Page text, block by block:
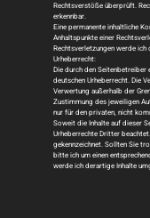
Rechtsverstöße überprüft.
erkennbar.
Eine permanente inhaltliche
Anhaltspunkte einer
Rechtsverletzungen werde ich
Urheberrecht:
Die durch den Seitenbetreiber
deutschen Urheberrecht. Die
Verwertung außerhalb der
Zustimmung des jeweiligen
nur für den privaten, nicht
Soweit die Inhalte auf dieser
Urheberrechte Dritter
gekennzeichnet. Sollten Sie
bitte ich um einen
werde ich derartige Inhalte